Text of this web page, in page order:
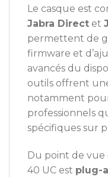
Le casque est
Jabra Direct et
permettent de
firmware et
avancés du
outils offrent
notamment
professionnels
spécifiques sur
Du point de vue
40 UC est plug-